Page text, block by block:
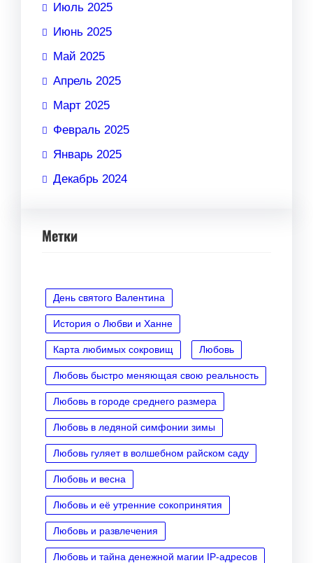
Июль 2025
Июнь 2025
Май 2025
Апрель 2025
Март 2025
Февраль 2025
Январь 2025
Декабрь 2024
Метки
День святого Валентина
История о Любви и Ханне
Карта любимых сокровищ Любовь
Любовь быстро меняющая свою реальность
Любовь в городе среднего размера
Любовь в ледяной симфонии зимы
Любовь гуляет в волшебном райском саду
Любовь и весна
Любовь и её утренние сокопринятия
Любовь и развлечения
Любовь и тайна денежной магии IP‑адресов